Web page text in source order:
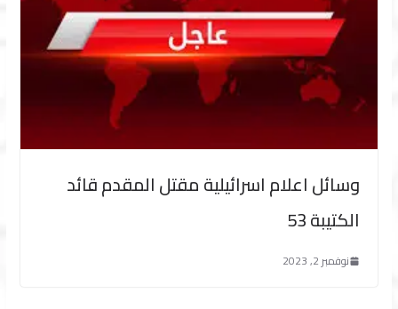
وسائل اعلام اسرائيلية مقتل المقدم قائد
الكتيبة 53
نوفمبر 2, 2023